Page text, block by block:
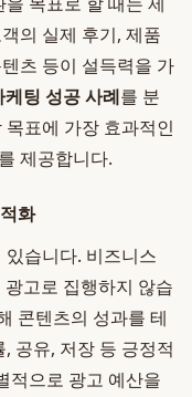
의 실제 후기, 제품
츠 등이 설득력을 가
케팅 성공 사례를 분
표에 가장 효과적인
제공합니다.
화
습니다. 비즈니스
고로 집행하지 않습
콘텐츠의 성과를 테
공유, 저장 등 긍정적
적으로 광고 예산을